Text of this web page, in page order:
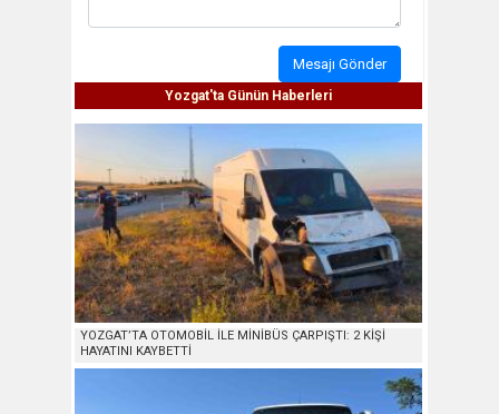
Mesajı Gönder
Yozgat'ta Günün Haberleri
YOZGAT’TA OTOMOBİL İLE MİNİBÜS ÇARPIŞTI: 2 KİŞİ
HAYATINI KAYBETTİ